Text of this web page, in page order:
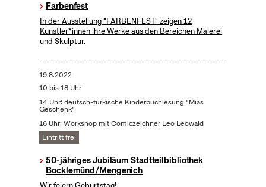
Farbenfest
In der Ausstellung "FARBENFEST" zeigen 12
Künstler*innen ihre Werke aus den Bereichen Malerei
und Skulptur.
19.8.2022
10 bis 18 Uhr
14 Uhr: deutsch-türkische Kinderbuchlesung "Mias
Geschenk"
16 Uhr: Workshop mit Comiczeichner Leo Leowald
Eintritt frei
50-jähriges Jubiläum Stadtteilbibliothek
Bocklemünd/Mengenich